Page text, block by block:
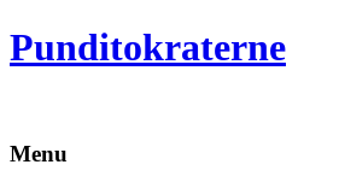
Punditokraterne
Menu